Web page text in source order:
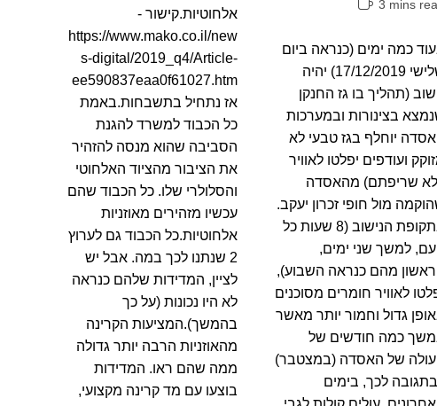
אלחוטיות.קישור -
https://www.mako.co.il/new
s-digital/2019_q4/Article-
ee590837eaa0f61027.htm
אז נתחיל בתשבחות.באמת
כל הכבוד למשרד להגנת
הסביבה שהוא מנסה להזהיר
את הציבור מהציוד האלחוטי
והסלולרי שלו. כל הכבוד שהם
עכשיו מזהירים מאוזניות
אלחוטיות.כל הכבוד גם לערוץ
2 שנתנו לכך במה. אבל יש
לציין, המדידות שלהם כנראה
לא היו נכונות (על כך
בהמשך).המציעות הקרינה
מהאוזניות הרבה יותר גדולה
ממה שהם ראו. המדידות
בוצעו עם מד קרינה מקצועי,
3 mins
כמה ימים (כנראה ביום
שלישי 17/12/2019) יהיה
(תהליך בו גז החנקן
בצינורות ובמערכות
יוחלף בגז טבעי לא
ועודפים יפלטו לאוויר
שריפתם) מהאסדה
מול חופי זכרון יעקב.
בתקופת הנישוב (8 שעות כל
למשך שני ימים,
מהם כנראה השבוע),
לאוויר חומרים מסוכנים
גדול וחמור יותר מאשר
כמה חודשים של
של האסדה (במצטבר)
לכך, בימים